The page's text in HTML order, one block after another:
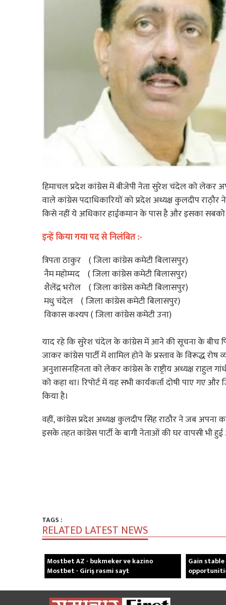
हिमाचल प्रदेश कांग्रेस में बीजेपी नेता सुरेश चंदेल को लेकर
वाले कांग्रेस पदाधिकारियों को प्रदेश अध्यक्ष कुलदीप
किसे नहीं ये अधिकार हाईकमान के पास है और इसका सबको
इन्हें किया गया पद से निलंबित :-
त्रिपता ठाकुर ( जिला कांग्रेस कमेटी बिलासपुर)
नैम महोम्मद ( जिला कांग्रेस कमेटी बिलासपुर)
शैलेंद्र भरोल ( जिला कांग्रेस कमेटी बिलासपुर)
मधु चंदेल ( जिला कांग्रेस कमेटी बिलासपुर)
विकास कश्यप ( जिला कांग्रेस कमेटी उना)
याद रहे कि सुरेश चंदेल के कांग्रेस में आने की सूचना के बीच
जाकर कांग्रेस पार्टी में शामिल होने के प्रस्ताव के विरूद्ध
अनुशासनहिनता को लेकर कांग्रेस के राष्ट्रीय अध्यक्ष राहुल
को कहा था। रिपोर्ट में यह सभी कार्यकर्ता दोषी पाए गए
किया है।
वहीं, कांग्रेस प्रदेश अध्यक्ष कुलदीप सिंह राठौर ने जब अपना
इसके तहत कांग्रेस पार्टी के बागी नेताओं की घर वापसी भी
TAGS :
RELATED LATEST NEWS
Mostbet AZ - bukmeker ve kazino
Mostbet - Giriş rəsmi sayt
Gain